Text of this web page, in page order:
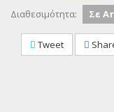
Διαθεσιμότητα: Σε
Tweet